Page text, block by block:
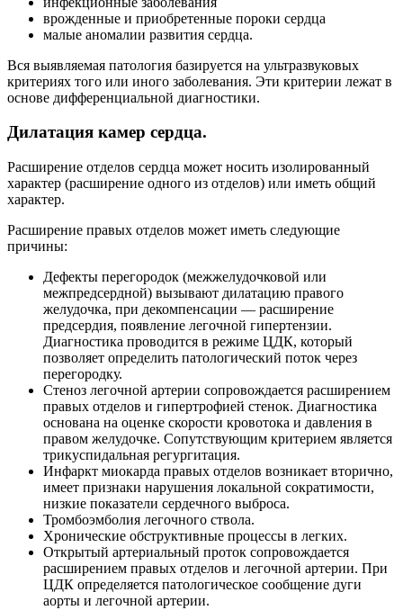
врожденные и приобретенные пороки сердца
малые аномалии развития сердца.
Вся выявляемая патология базируется на ультразвуковых
критериях того или иного заболевания. Эти критерии лежат в
основе дифференциальной диагностики.
Дилатация камер сердца.
Расширение отделов сердца может носить изолированный
характер (расширение одного из отделов) или иметь общий
характер.
Расширение правых отделов может иметь следующие
причины:
Дефекты перегородок (межжелудочковой или
межпредсердной) вызывают дилатацию правого
желудочка, при декомпенсации — расширение
предсердия, появление легочной гипертензии.
Диагностика проводится в режиме ЦДК, который
позволяет определить патологический поток через
перегородку.
Стеноз легочной артерии сопровождается расширением
правых отделов и гипертрофией стенок. Диагностика
основана на оценке скорости кровотока и давления в
правом желудочке. Сопутствующим критерием является
трикуспидальная регургитация.
Инфаркт миокарда правых отделов возникает вторично,
имеет признаки нарушения локальной сократимости,
низкие показатели сердечного выброса.
Тромбоэмболия легочного ствола.
Хронические обструктивные процессы в легких.
Открытый артериальный проток сопровождается
расширением правых отделов и легочной артерии. При
ЦДК определяется патологическое сообщение дуги
аорты и легочной артерии.